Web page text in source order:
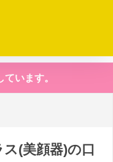
います。
(美顔器)の口